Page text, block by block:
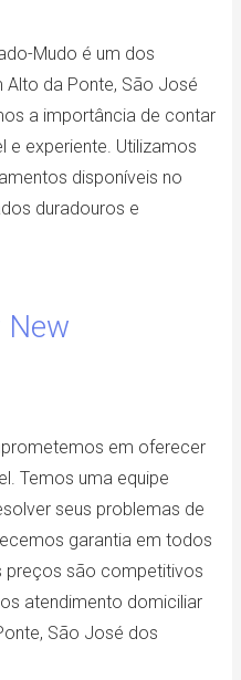
Mudo é um dos
da Ponte, São José
a importância de contar
experiente. Utilizamos
disponíveis no
duradouros e
New
em oferecer
Temos uma equipe
seus problemas de
garantia em todos
preços são competitivos
atendimento domiciliar
São José dos